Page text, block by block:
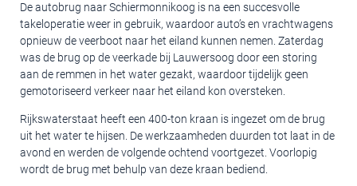
De autobrug naar Schiermonnikoog is na een succesvolle
takeloperatie weer in gebruik, waardoor auto’s en vrachtwagens
opnieuw de veerboot naar het eiland kunnen nemen. Zaterdag
was de brug op de veerkade bij Lauwersoog door een storing
aan de remmen in het water gezakt, waardoor tijdelijk geen
gemotoriseerd verkeer naar het eiland kon oversteken.
Rijkswaterstaat heeft een 400-ton kraan is ingezet om de brug
uit het water te hijsen. De werkzaamheden duurden tot laat in de
avond en werden de volgende ochtend voortgezet. Voorlopig
wordt de brug met behulp van deze kraan bediend.